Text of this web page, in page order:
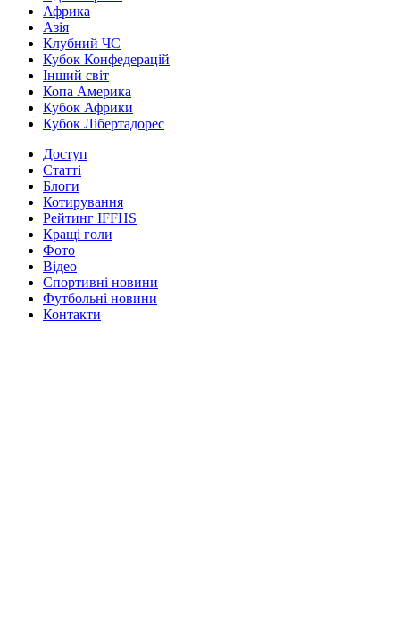
Африка
Азія
Клубний ЧС
Кубок Конфедерацій
Інший світ
Копа Америка
Кубок Африки
Кубок Лібертадорес
Доступ
Статті
Блоги
Котирування
Рейтинг IFFHS
Кращі голи
Фото
Відео
Спортивні новини
Футбольні новини
Контакти